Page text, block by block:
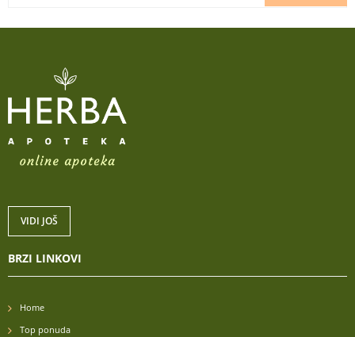
VIDI JOŠ
BRZI LINKOVI
Home
Top ponuda